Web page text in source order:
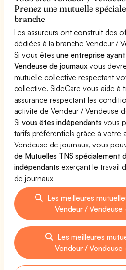
Prenez une mutuelle
branche
Les assureurs ont construit des
dédiées à la branche Vendeur /
Si vous êtesune entreprise
Vendeuse de journaux vous
mutuelle collective respectant
collective. SideCare vous aide à
assurance respectant les
activité de Vendeur / Vendeuse
Sivous êtes indépendants vous
tarifs préférentiels grâce à votre
Vendeuse de journaux, vous
de Mutuelles TNS spécialement
indépendants exerçant le travail
de journaux.
Les meilleures
Vendeur / Vendeuse
Les meilleures
Vendeur / Vendeuse